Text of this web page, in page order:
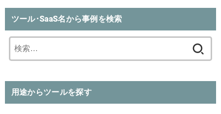
ツール･SaaS名から事例を検索
索:
用途からツールを探す